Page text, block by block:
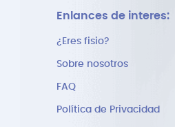
Enlances de interes:
¿Eres fisio?
Sobre nosotros
FAQ
Política de Privacidad